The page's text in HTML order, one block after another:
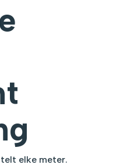
elke meter.